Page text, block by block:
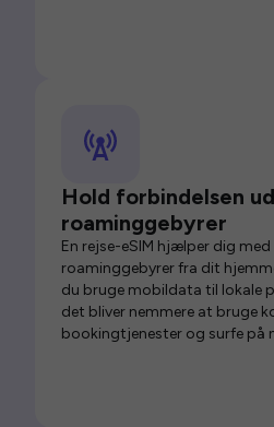
Hold forbindelsen
roaminggebyrer
En rejse-eSIM hjælper dig
roaminggebyrer fra dit
du bruge mobildata til lokale
det bliver nemmere at bruge
bookingtjenester og surfe på